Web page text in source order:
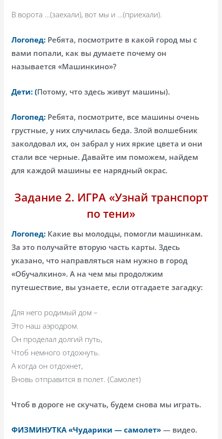
В ворота …(заехали), вот мы и …(приехали).
Логопед: Ребята, посмотрите в какой город мы с
вами попали, как вы думаете почему он
называется «Машинкино»?
Дети: (Потому, что здесь живут машины).
Логопед: Ребята, посмотрите, все машины очень
грустные, у них случилась беда. Злой волшебник
заколдовал их, он забрал у них яркие цвета и они
стали все черные. Давайте им поможем, найдем
для каждой машины ее нарядный окрас.
Задание 2. ИГРА «Узнай транспорт
по тени»
Логопед: Какие вы молодцы, помогли машинкам.
За это получайте вторую часть карты. Здесь
указано, что направляться нам нужно в город
«Обучалкино». А на чем мы продолжим
путешествие, вы узнаете, если отгадаете загадку:
Для него родимый дом –
Это наш аэродром.
Он проделал долгий путь,
Чтоб немного отдохнуть.
А когда он отдохнет,
Вновь отправится в полет. (Самолет)
Чтоб в дороге не скучать, будем снова мы играть.
ФИЗМИНУТКА «Чударики — самолет» — видео.